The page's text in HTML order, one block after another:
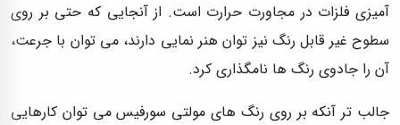
آمیزی فلزات در مجاورت حرارت است. از آنجایی که حتی بر روی
سطوح غیر قابل رنگ نیز توان هنر نمایی دارند، می توان با جرعت،
آن را جادوی رنگ ها نامگذاری کرد.
جالب تر آنکه بر روی رنگ های مولتی سورفيس می توان کارهایی